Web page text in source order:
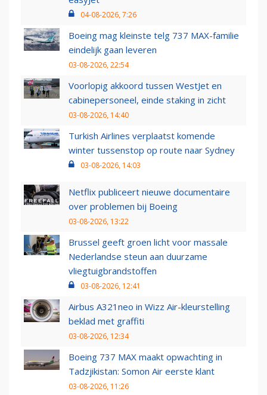
04-08-2026, 7:26
Boeing mag kleinste telg 737 MAX-familie
eindelijk gaan leveren
03-08-2026, 22:54
Voorlopig akkoord tussen WestJet en
cabinepersoneel, einde staking in zicht
03-08-2026, 14:40
Turkish Airlines verplaatst komende
winter tussenstop op route naar Sydney
03-08-2026, 14:03
Netflix publiceert nieuwe documentaire
over problemen bij Boeing
03-08-2026, 13:22
Brussel geeft groen licht voor massale
Nederlandse steun aan duurzame
vliegtuigbrandstoffen
03-08-2026, 12:41
Airbus A321neo in Wizz Air-kleurstelling
beklad met graffiti
03-08-2026, 12:34
Boeing 737 MAX maakt opwachting in
Tadzjikistan: Somon Air eerste klant
03-08-2026, 11:26